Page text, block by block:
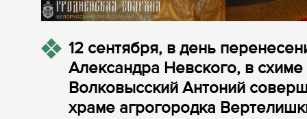
12 сентября, в день
Александра Невского, в
Волковысский Антоний
храме агрогородка